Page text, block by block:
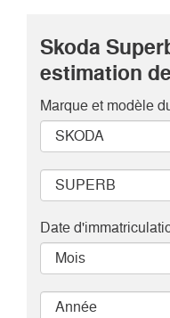
Skoda
estimation
Marque et modèle
Date